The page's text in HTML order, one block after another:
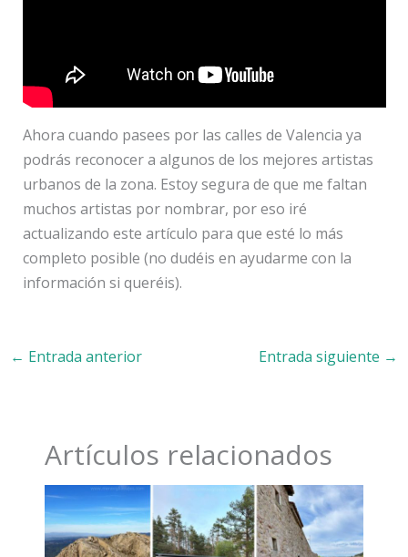
Ahora cuando pasees por las calles de Valencia ya
podrás reconocer a algunos de los mejores artistas
urbanos de la zona. Estoy segura de que me faltan
muchos artistas por nombrar, por eso iré
actualizando este artículo para que esté lo más
completo posible (no dudéis en ayudarme con la
información si queréis).
← Entrada anterior Entrada siguiente →
Artículos relacionados